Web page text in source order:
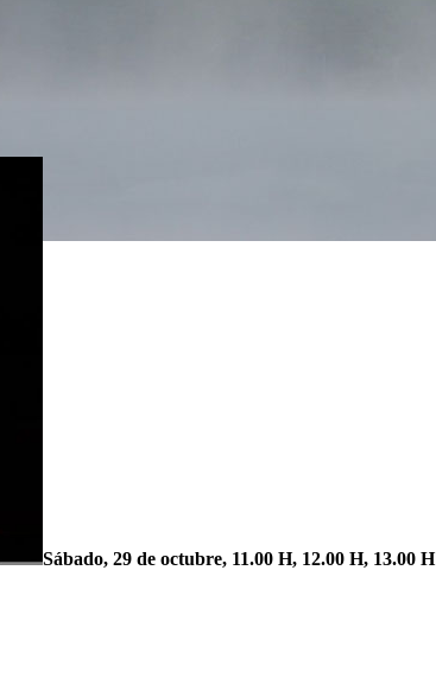
Sábado, 29 de octubre, 11.00 H, 12.00 H, 13.00 H